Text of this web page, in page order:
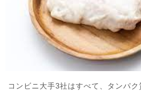
コンビニ大手3社はすべて、タンパ